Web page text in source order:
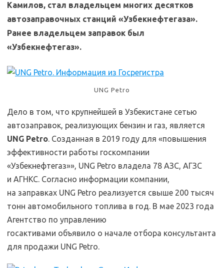
Камилов, стал владельцем многих десятков
автозаправочных станций «Узбекнефтегаза».
Ранее владельцем заправок был
«Узбекнефтегаз».
UNG Petro
Дело в том, что крупнейшей в Узбекистане сетью
автозаправок, реализующих бензин и газ, является
UNG Petro. Созданная в 2019 году для «повышения
эффективности работы госкомпании
«Узбекнефтегаз»», UNG Petro владела 78 АЗС, АГЗС
и АГНКС. Согласно информации компании,
на заправках UNG Petro реализуется свыше 200 тысяч
тонн автомобильного топлива в год. В мае 2023 года
Агентство по управлению
госактивами объявило о начале отбора консультанта
для продажи UNG Petro.